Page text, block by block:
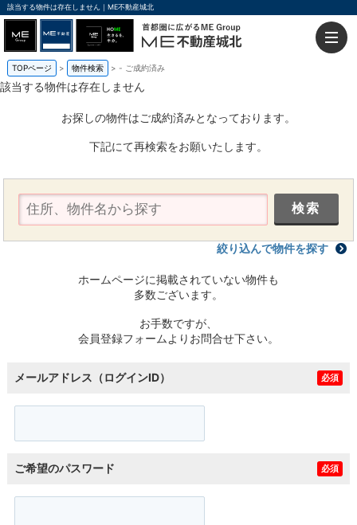
該当する物件は存在しません｜ME不動産城北
TOPページ 物件検索 - ご成約済み
該当する物件は存在しません
お探しの物件はご成約済みとなっております。
下記にて再検索をお願いたします。
絞り込んで物件を探す
ホームページに掲載されていない物件も
多数ございます。
お手数ですが、
会員登録フォームよりお問合せ下さい。
メールアドレス（ログインID） 必須
ご希望のパスワード 必須